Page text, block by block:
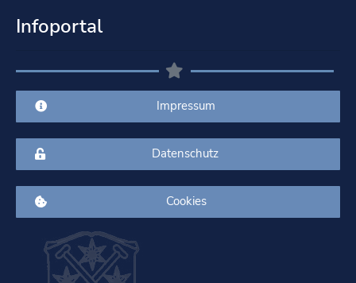
Infoportal
Impressum
Datenschutz
Cookies